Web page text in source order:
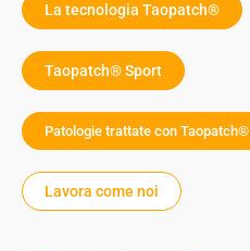
La tecnologia Taopatch®
Taopatch® Sport
Patologie trattate con Taopatch®
Lavora come noi